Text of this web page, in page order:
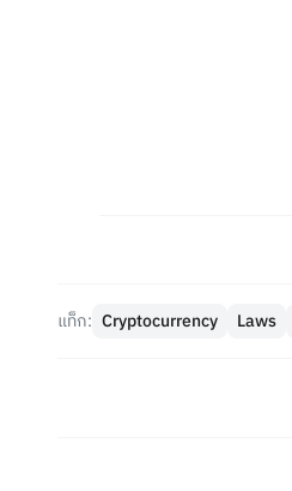
แท็ก: Cryptocurrency Laws